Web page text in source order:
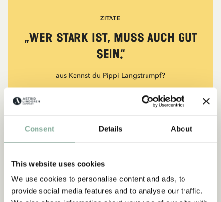
Consent Details About
This website uses cookies
We use cookies to personalise content and ads, to
provide social media features and to analyse our traffic.
ZITATE
„Wer stark ist, muss auch gut
sein.“
aus Kennst du Pippi Langstrumpf?
DIE PIPPI-LANGSTRUMPF-SAMMLUNG